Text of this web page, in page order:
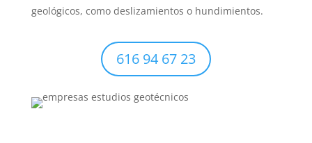
geológicos, como deslizamientos o hundimientos.
616 94 67 23